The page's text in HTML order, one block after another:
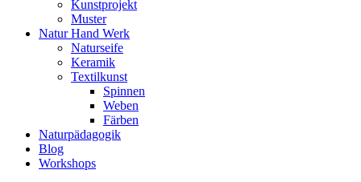
Kunstprojekt
Muster
Natur Hand Werk
Naturseife
Keramik
Textilkunst
Spinnen
Weben
Färben
Naturpädagogik
Blog
Workshops